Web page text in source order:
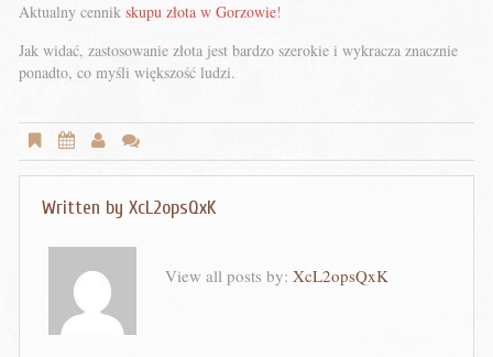
Aktualny cennik skupu złota w Gorzowie!
Jak widać, zastosowanie złota jest bardzo szerokie i wykracza znacznie
ponadto, co myśli większość ludzi.
Written by XcL2opsQxK
View all posts by: XcL2opsQxK